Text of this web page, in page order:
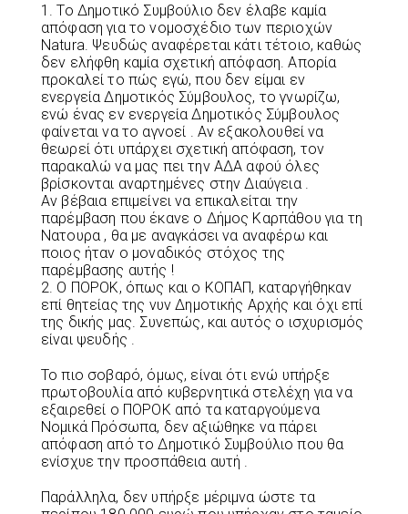
1. Το Δημοτικό Συμβούλιο δεν έλαβε καμία
απόφαση για το νομοσχέδιο των περιοχών
Natura. Ψευδώς αναφέρεται κάτι τέτοιο, καθώς
δεν ελήφθη καμία σχετική απόφαση. Απορία
προκαλεί το πώς εγώ, που δεν είμαι εν
ενεργεία Δημοτικός Σύμβουλος, το γνωρίζω,
ενώ ένας εν ενεργεία Δημοτικός Σύμβουλος
φαίνεται να το αγνοεί . Αν εξακολουθεί να
θεωρεί ότι υπάρχει σχετική απόφαση, τον
παρακαλώ να μας πει την ΑΔΑ αφού όλες
βρίσκονται αναρτημένες στην Διαύγεια .
Αν βέβαια επιμείνει να επικαλείται την
παρέμβαση που έκανε ο Δήμος Καρπάθου για τη
Νατουρα , θα με αναγκάσει να αναφέρω και
ποιος ήταν ο μοναδικός στόχος της
παρέμβασης αυτής !
2. Ο ΠΟΡΟΚ, όπως και ο ΚΟΠΑΠ, καταργήθηκαν
επί θητείας της νυν Δημοτικής Αρχής και όχι επί
της δικής μας. Συνεπώς, και αυτός ο ισχυρισμός
είναι ψευδής .
Το πιο σοβαρό, όμως, είναι ότι ενώ υπήρξε
πρωτοβουλία από κυβερνητικά στελέχη για να
εξαιρεθεί ο ΠΟΡΟΚ από τα καταργούμενα
Νομικά Πρόσωπα, δεν αξιώθηκε να πάρει
απόφαση από το Δημοτικό Συμβούλιο που θα
ενίσχυε την προσπάθεια αυτή .
Παράλληλα, δεν υπήρξε μέριμνα ώστε τα